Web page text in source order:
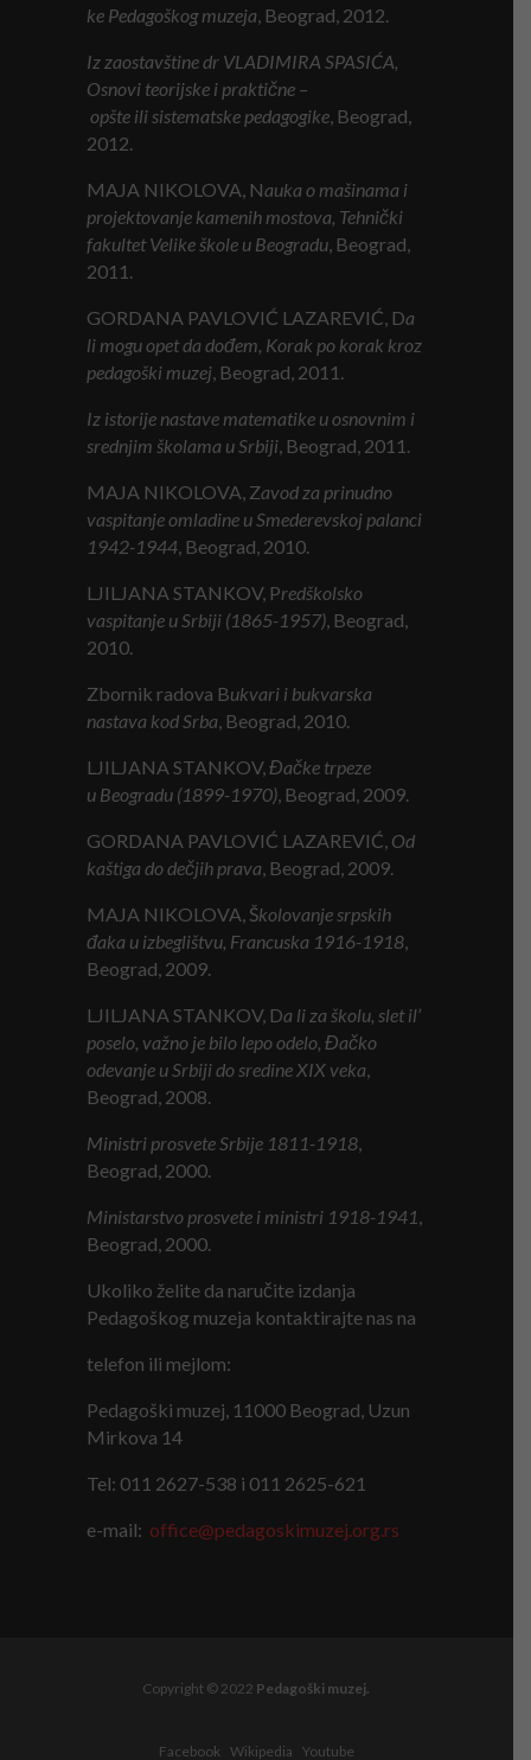
ke Pedagoškogmuzeja, Beograd, 2012.
Iz zaostavštine dr VLADIMIRA SPASIĆA,
Osnovi teorijske i praktične –
opšte ilisistematske pedagogike, Beograd,
2012.
MAJA NIKOLOVA, Nauka o mašinama i
projektovanje kamenih mostova, Tehnički
fakultetVelike škole u Beogradu, Beograd,
2011.
GORDANA PAVLOVIĆ LAZAREVIĆ, Da
li mogu opet da dođem, Korak po korak kroz
pedagoški muzej, Beograd, 2011.
Iz istorije nastave matematike u osnovnim i
srednjim školama uSrbiji, Beograd, 2011.
MAJA NIKOLOVA, Zavod za prinudno
vaspitanje omladine uSmederevskoj palanci
1942-1944, Beograd, 2010.
LJILJANA STANKOV, Predškolsko
vaspitanje uSrbiji (1865-1957), Beograd,
2010.
Zbornik radova Bukvari i bukvarska
nastava kodSrba, Beograd, 2010.
LJILJANA STANKOV,Đačke trpeze
u Beogradu (1899-1970), Beograd, 2009.
GORDANA PAVLOVIĆ LAZAREVIĆ, Od
kaštiga do dečjih prava, Beograd, 2009.
MAJA NIKOLOVA, Školovanje srpskih
đaka u izbeglištvu, Francuska 1916-1918,
Beograd, 2009.
LJILJANA STANKOV, Da li za školu, slet il’
poselo, važno je bilo lepo odelo, Đačko
odevanje uSrbiji do sredine XIX veka,
Beograd, 2008.
Ministri prosveteSrbije 1811-1918,
Beograd, 2000.
Ministarstvo prosvete i ministri 1918-1941,
Beograd, 2000.
Ukoliko želite da naručite izdanja
Pedagoškog muzeja kontaktirajte nas na
telefon ili mejlom:
Pedagoški muzej, 11000 Beograd, Uzun
Mirkova 14
Tel: 011 2627-538 i 011 2625-621
e-mail: office@pedagoskimuzej.org.rs
Copyright © 2022 Pedagoški muzej.
Facebook Wikipedia Youtube